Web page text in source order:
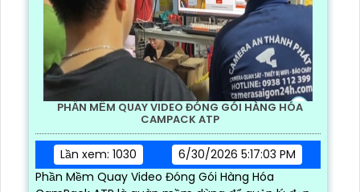
PHẦN MỀM QUAY VIDEO ĐÓNG GÓI HÀNG HÓA
CAMPACK ATP
Lần xem: 1030
6/30/2026 5:17:03 PM
Phần Mềm Quay Video Đóng Gói Hàng Hóa